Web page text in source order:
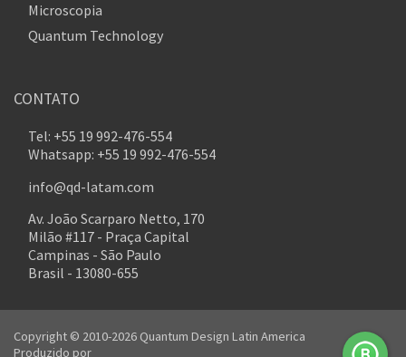
Microscopia
Quantum Technology
CONTATO
Tel: +55 19 992-476-554
Whatsapp: +55 19 992-476-554
info@qd-latam.com
Av. João Scarparo Netto, 170
Milão #117 - Praça Capital
Campinas - São Paulo
Brasil - 13080-655
Copyright © 2010-2026 Quantum Design Latin America
Produzido por